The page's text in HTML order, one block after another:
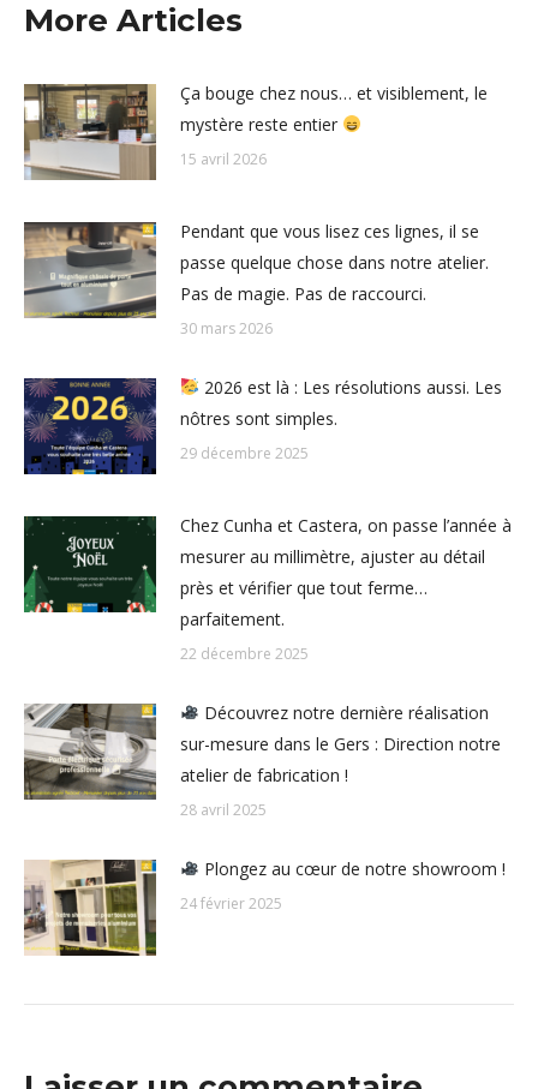
More Articles
Ça bouge chez nous… et visiblement, le
mystère reste entier
15 avril 2026
Pendant que vous lisez ces lignes, il se
passe quelque chose dans notre atelier.
Pas de magie. Pas de raccourci.
30 mars 2026
2026 est là : Les résolutions aussi. Les
nôtres sont simples.
29 décembre 2025
Chez Cunha et Castera, on passe l’année à
mesurer au millimètre, ajuster au détail
près et vérifier que tout ferme…
parfaitement.
22 décembre 2025
Découvrez notre dernière réalisation
sur-mesure dans le Gers : Direction notre
atelier de fabrication !
28 avril 2025
Plongez au cœur de notre showroom !
24 février 2025